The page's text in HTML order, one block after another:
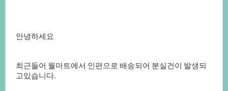
안녕하세요
최근들어월마트에서인편으로배송되어분실건이발생되
고있습니다.